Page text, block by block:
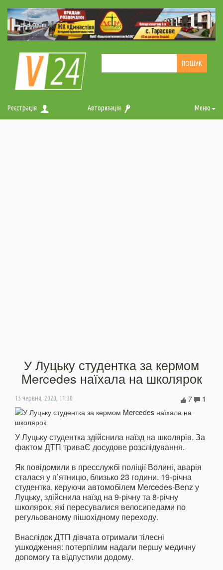
Реєстрація Авторизація Меню
У Луцьку студентка за кермом
Mercedes наїхала на школярок
15 червня, 2020, 11:30 1
7
У Луцьку студентка здійснила наїзд на школярів. За
фактом ДТП триваЄ досудове розслідування.
Як повідомили в пресслужбі поліції Волині, аварія
сталася у п’ятницю, близько 23 години. 19-річна
студентка, керуючи автомобілем Mercedes-Benz у
Луцьку, здійснила наїзд на 9-річну та 8-річну
школярок, які пересувалися велосипедами по
регульованому пішохідному переходу.
Внаслідок ДТП дівчата отримали тілесні
ушкодження: потерпілим надали першу медичну
допомогу та відпустили додому.